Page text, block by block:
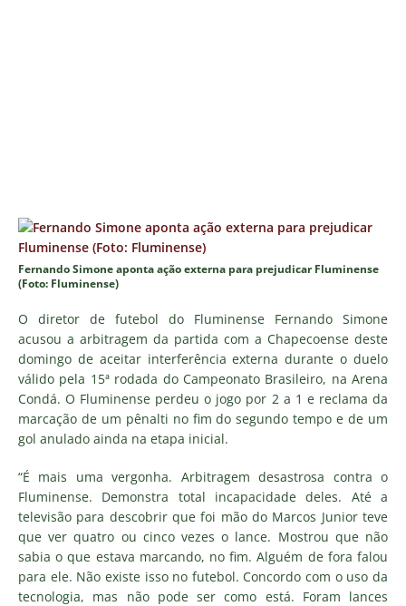
Fernando Simone aponta ação externa para prejudicar Fluminense
(Foto: Fluminense)
O diretor de futebol do Fluminense Fernando Simone
acusou a arbitragem da partida com a Chapecoense deste
domingo de aceitar interferência externa durante o duelo
válido pela 15ª rodada do Campeonato Brasileiro, na Arena
Condá. O Fluminense perdeu o jogo por 2 a 1 e reclama da
marcação de um pênalti no fim do segundo tempo e de um
gol anulado ainda na etapa inicial.
“É mais uma vergonha. Arbitragem desastrosa contra o
Fluminense. Demonstra total incapacidade deles. Até a
televisão para descobrir que foi mão do Marcos Junior teve
que ver quatro ou cinco vezes o lance. Mostrou que não
sabia o que estava marcando, no fim. Alguém de fora falou
para ele. Não existe isso no futebol. Concordo com o uso da
tecnologia, mas não pode ser como está. Foram lances